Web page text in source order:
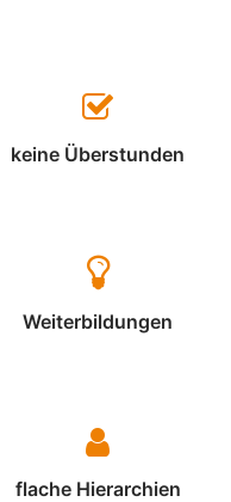
keine Überstunden
Weiterbildungen
flache Hierarchien